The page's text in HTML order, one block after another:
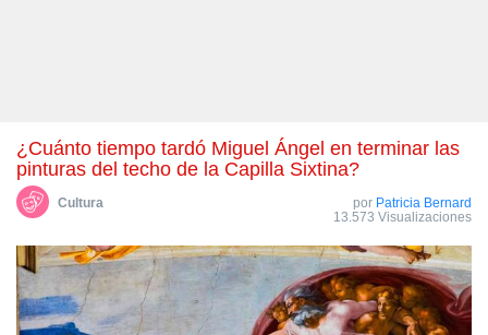
¿Cuánto tiempo tardó Miguel Ángel en terminar las
pinturas del techo de la Capilla Sixtina?
Cultura por Patricia Bernard
13.573 Visualizaciones